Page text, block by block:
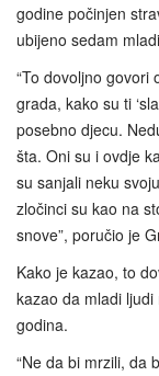
godine počinjen
ubijeno sedam
“To dovoljno govori
grada, kako su ti
posebno djecu.
šta. Oni su i ovdje
su sanjali neku
zločinci su kao na
snove”, poručio je
Kako je kazao, to
kazao da mladi ljudi
godina.
“Ne da bi mrzili, da